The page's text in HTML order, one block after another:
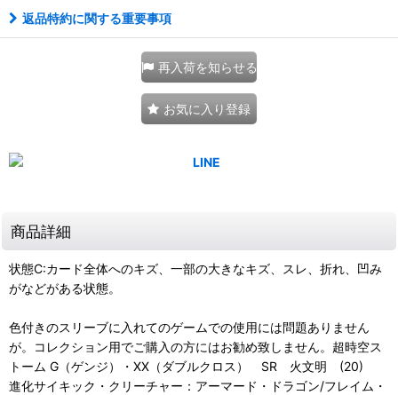
返品特約に関する重要事項
再入荷を知らせる
お気に入り登録
商品詳細
状態C:カード全体へのキズ、一部の大きなキズ、スレ、折れ、凹み
がなどがある状態。
色付きのスリーブに入れてのゲームでの使用には問題ありません
が。コレクション用でご購入の方にはお勧め致しません。超時空ス
トーム G（ゲンジ）・XX（ダブルクロス） SR 火文明 (20)
進化サイキック・クリーチャー：アーマード・ドラゴン/フレイム・